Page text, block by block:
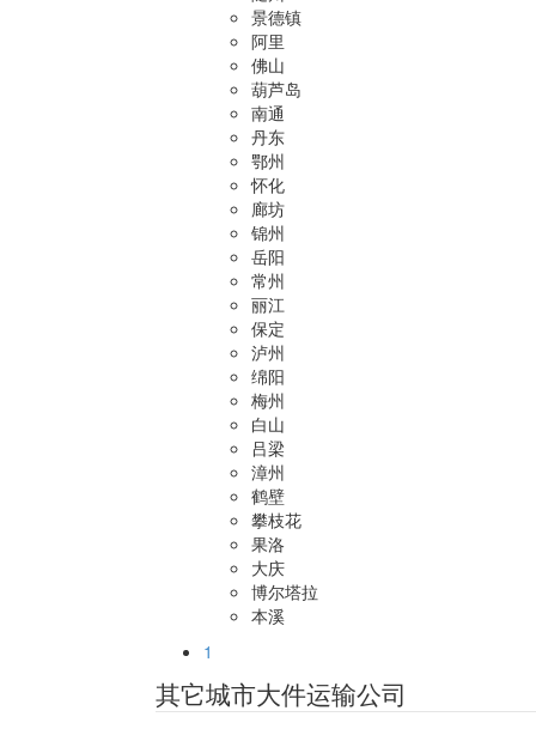
景德镇
阿里
佛山
葫芦岛
南通
丹东
鄂州
怀化
廊坊
锦州
岳阳
常州
丽江
保定
泸州
绵阳
梅州
白山
吕梁
漳州
鹤壁
攀枝花
果洛
大庆
博尔塔拉
本溪
1
其它城市大件运输公司